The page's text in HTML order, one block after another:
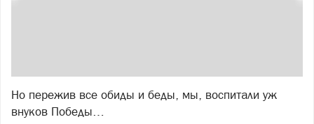
Но пережив все обиды и беды, мы, воспитали уж
внуков Победы…